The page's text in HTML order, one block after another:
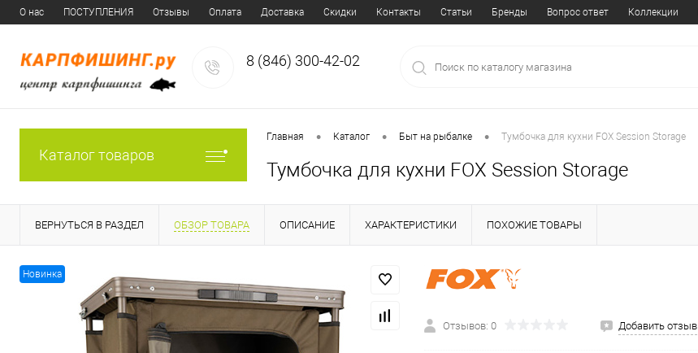
О нас ПОСТУПЛЕНИЯ Отзывы Оплата Доставка Скидки Контакты Статьи Бренды Вопрос ответ Коллекции
8 (846) 300-42-02
Каталог товаров
Главная • Каталог • Быт на рыбалке • Тумбочка для кухни FOX Session Storage
Тумбочка для кухни FOX Session Storage
ВЕРНУТЬСЯ В РАЗДЕЛ ОБЗОР ТОВАРА ОПИСАНИЕ ХАРАКТЕРИСТИКИ ПОХОЖИЕ ТОВАРЫ
Новинка
Отзывов: 0 Добавить отзыв